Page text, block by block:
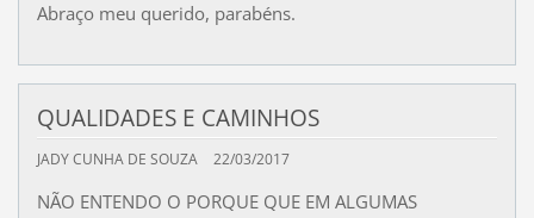
Abraço meu querido, parabéns.
QUALIDADES E CAMINHOS
JADY CUNHA DE SOUZA 22/03/2017
NÃO ENTENDO O PORQUE QUE EM ALGUMAS